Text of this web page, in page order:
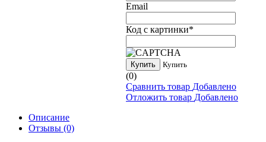
Email
Код с картинки*
Купить Купить
(0)
Сравнить товар Добавлено
Отложить товар Добавлено
Описание
Отзывы (0)